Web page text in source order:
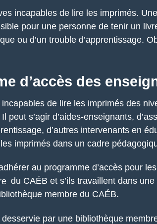
incapables de lire les imprimés.
pour une personne de tenir un
ou d’un trouble d’apprentissage.
d’accès des
de lire les imprimés des
s’agir d’aides-enseignants,
d’autres intervenants en
imprimés dans un cadre
au programme d’accès pour
du CAÉB et s’ils travaillent dans
membre du CAÉB.
par une bibliothèque